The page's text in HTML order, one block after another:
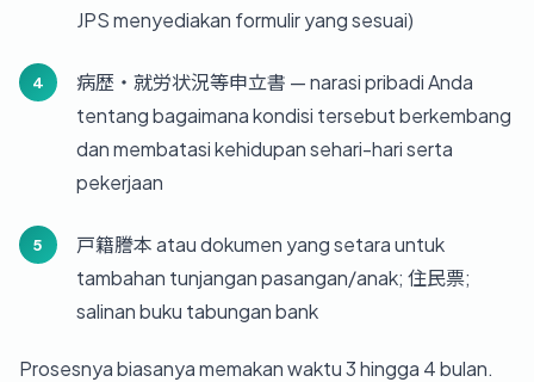
JPS menyediakan formulir yang sesuai)
病歴・就労状況等申立書 — narasi pribadi Anda
tentang bagaimana kondisi tersebut berkembang
dan membatasi kehidupan sehari-hari serta
pekerjaan
戸籍謄本 atau dokumen yang setara untuk
tambahan tunjangan pasangan/anak; 住民票;
salinan buku tabungan bank
Prosesnya biasanya memakan waktu 3 hingga 4 bulan.